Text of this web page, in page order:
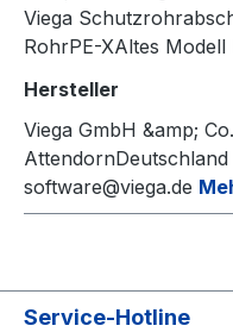
Viega
RohrPE-XAltes
Hersteller
Viega GmbH &amp;
software@viega.de
Service-Hotline